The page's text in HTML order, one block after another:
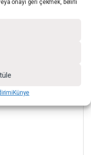
onayı geri çekmek, belirli
Künye